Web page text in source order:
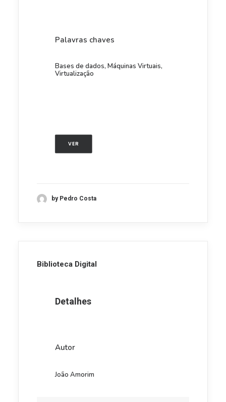
Palavras chaves
Bases de dados, Máquinas Virtuais,
Virtualização
VER
by Pedro Costa
Biblioteca Digital
Detalhes
Autor
João Amorim